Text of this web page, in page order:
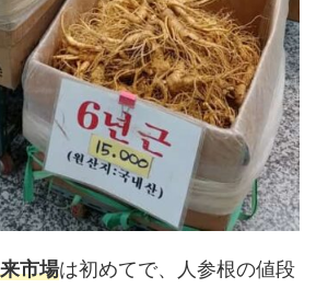
市場は初めてで、人参根の値段